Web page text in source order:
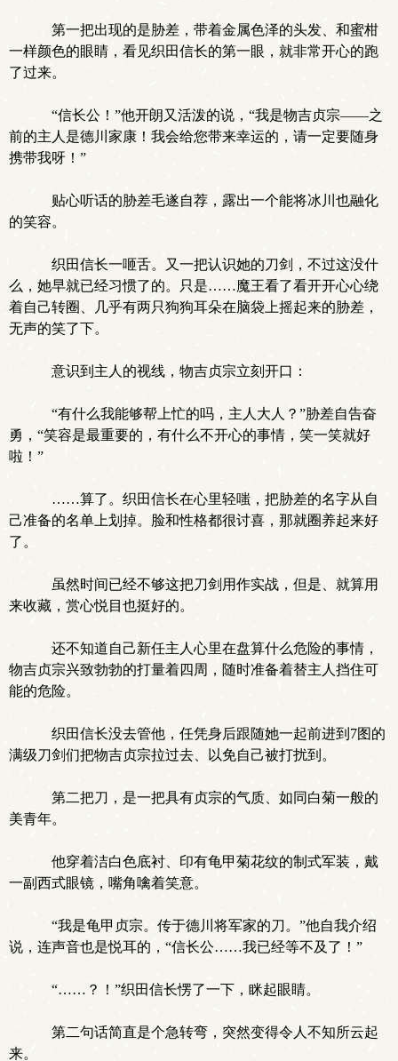
第一把出现的是胁差，带着金属色泽的头发、和蜜柑
一样颜色的眼睛，看见织田信长的第一眼，就非常开心的跑
了过来。
“信长公！”他开朗又活泼的说，“我是物吉贞宗——之
前的主人是德川家康！我会给您带来幸运的，请一定要随身
携带我呀！”
贴心听话的胁差毛遂自荐，露出一个能将冰川也融化
的笑容。
织田信长一咂舌。又一把认识她的刀剑，不过这没什
么，她早就已经习惯了的。只是……魔王看了看开开心心绕
着自己转圈、几乎有两只狗狗耳朵在脑袋上摇起来的胁差，
无声的笑了下。
意识到主人的视线，物吉贞宗立刻开口：
“有什么我能够帮上忙的吗，主人大人？”胁差自告奋
勇，“笑容是最重要的，有什么不开心的事情，笑一笑就好
啦！”
……算了。织田信长在心里轻嗤，把胁差的名字从自
己准备的名单上划掉。脸和性格都很讨喜，那就圈养起来好
了。
虽然时间已经不够这把刀剑用作实战，但是、就算用
来收藏，赏心悦目也挺好的。
还不知道自己新任主人心里在盘算什么危险的事情，
物吉贞宗兴致勃勃的打量着四周，随时准备着替主人挡住可
能的危险。
织田信长没去管他，任凭身后跟随她一起前进到7图的
满级刀剑们把物吉贞宗拉过去、以免自己被打扰到。
第二把刀，是一把具有贞宗的气质、如同白菊一般的
美青年。
他穿着洁白色底衬、印有龟甲菊花纹的制式军装，戴
一副西式眼镜，嘴角噙着笑意。
“我是龟甲贞宗。传于德川将军家的刀。”他自我介绍
说，连声音也是悦耳的，“信长公……我已经等不及了！”
“……？！”织田信长愣了一下，眯起眼睛。
第二句话简直是个急转弯，突然变得令人不知所云起
来。